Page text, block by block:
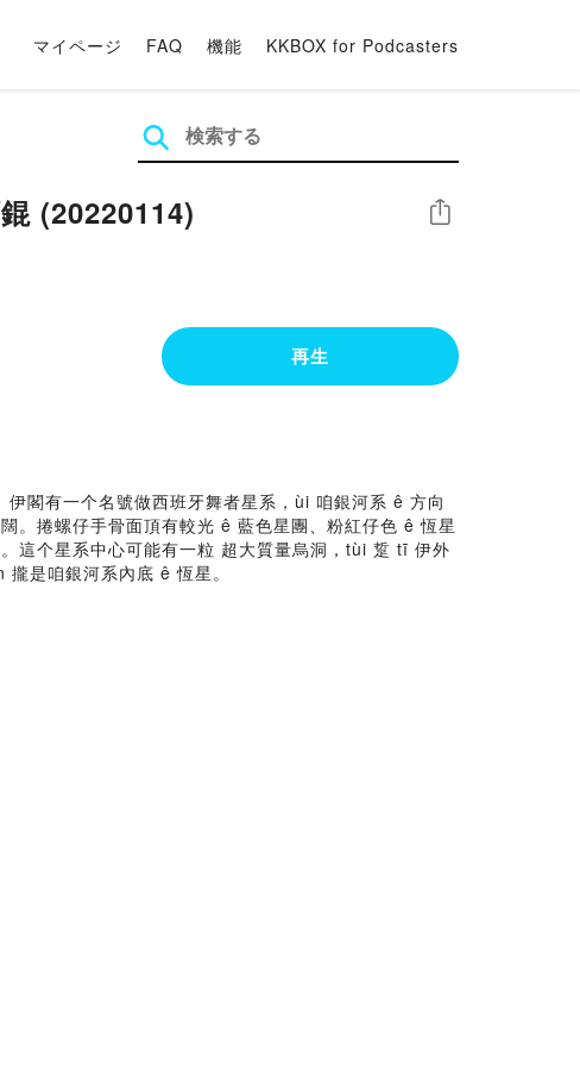
マイページ FAQ 機能 KKBOX for Podcasters
(20220114) シェア
再生
閣有一个名號做西班牙舞者星系，ùi 咱銀河系 ê 方向
。捲螺仔手骨面頂有較光 ê 藍色星團、粉紅仔色 ê 恆星
這个星系中心可能有一粒 超大質量烏洞，tùi 踅 tī 伊外
是咱銀河系內底 ê 恆星。